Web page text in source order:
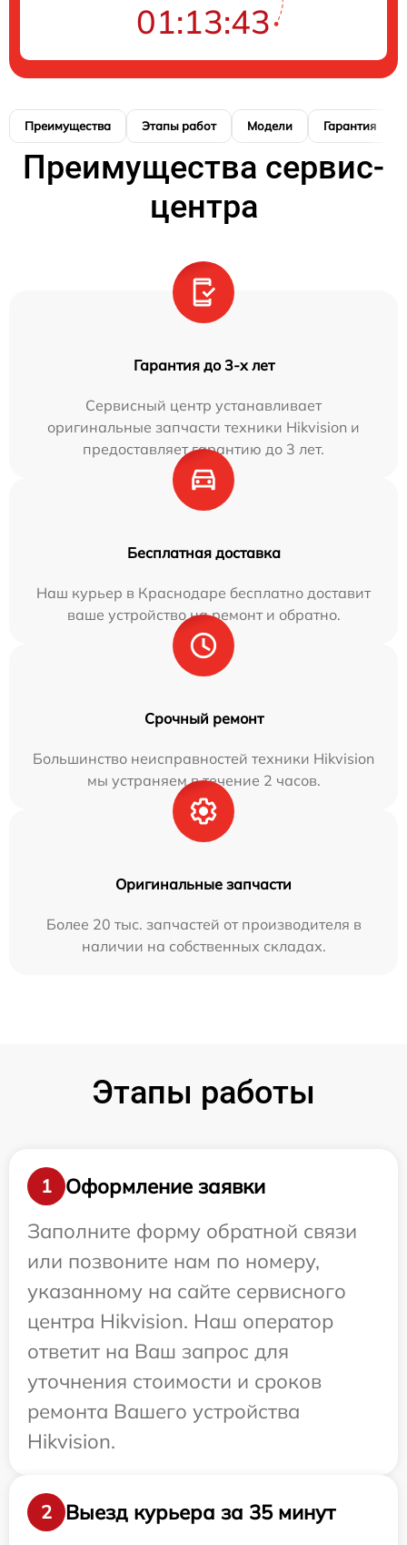
01:13:42
Преимущества Этапы работ Модели Гарантия
Преимущества сервис-
центра
Гарантия до 3-х лет
Сервисный центр устанавливает
оригинальные запчасти техники Hikvision и
предоставляет гарантию до 3 лет.
Бесплатная доставка
Наш курьер в Краснодаре бесплатно доставит
ваше устройство на ремонт и обратно.
Срочный ремонт
Большинство неисправностей техники Hikvision
мы устраняем в течение 2 часов.
Оригинальные запчасти
Более 20 тыс. запчастей от производителя в
наличии на собственных складах.
Этапы работы
1
Оформление заявки
Заполните форму обратной связи
или позвоните нам по номеру,
указанному на сайте сервисного
центра Hikvision. Наш оператор
ответит на Ваш запрос для
уточнения стоимости и сроков
ремонта Вашего устройства
Hikvision.
2
Выезд курьера за 35 минут